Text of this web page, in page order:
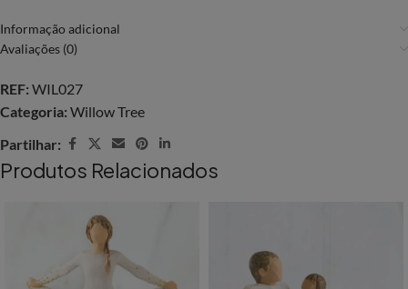
Informação adicional
Avaliações (0)
REF: WIL027
Categoria: Willow Tree
Partilhar:
Produtos Relacionados